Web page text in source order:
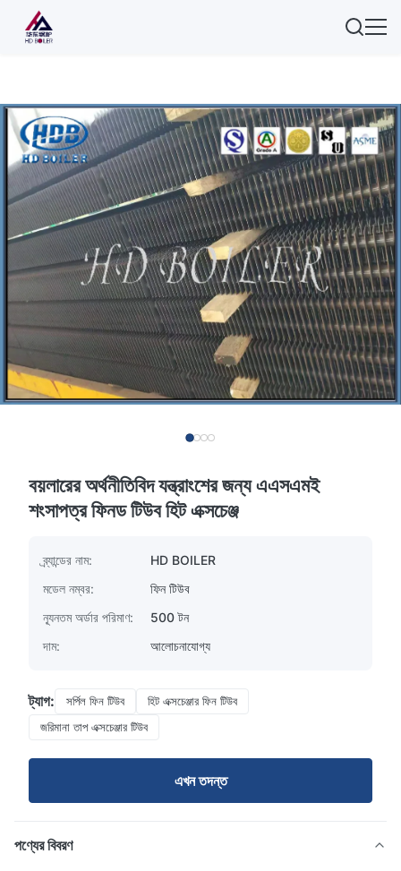
বয়লারের অর্থনীতিবিদ যন্ত্রাংশের জন্য এএসএমই
শংসাপত্র ফিনড টিউব হিট এক্সচেঞ্জ
ব্র্যান্ডের নাম:
HD BOILER
মডেল নম্বর:
ফিন টিউব
ন্যূনতম অর্ডার পরিমাণ:
500 টন
দাম:
আলোচনাযোগ্য
ট্যাগ: সর্পিল ফিন টিউব
হিট এক্সচেঞ্জার ফিন টিউব
জরিমানা তাপ এক্সচেঞ্জার টিউব
এখন তদন্ত
পণ্যের বিবরণ